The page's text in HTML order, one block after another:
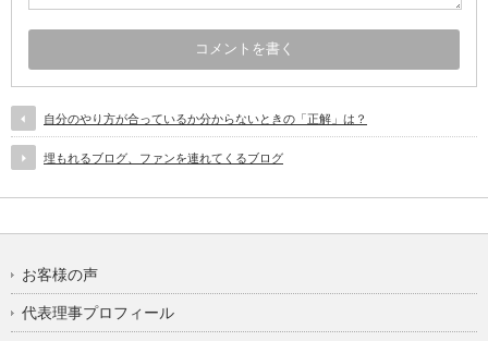
自分のやり方が合っているか分からないときの「正解」は？
埋もれるブログ、ファンを連れてくるブログ
お客様の声
代表理事プロフィール